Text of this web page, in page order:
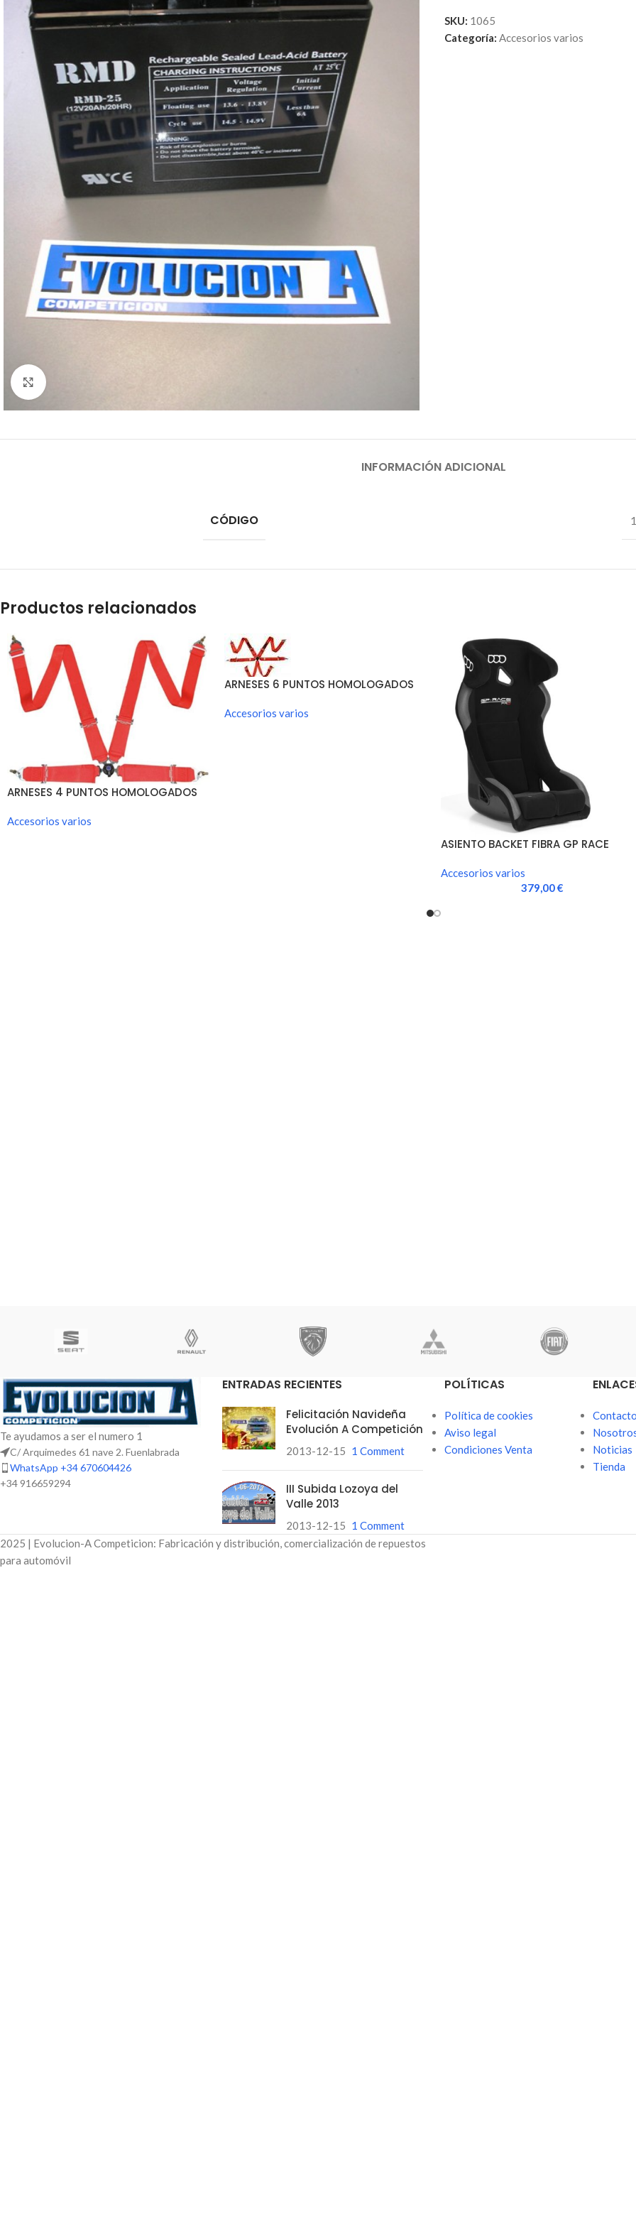
SKU: 1065
Categoría: Accesorios varios
INFORMACIÓN ADICIONAL
CÓDIGO
Productos relacionados
ARNESES 4 PUNTOS HOMOLOGADOS
Accesorios varios
ARNESES 6 PUNTOS HOMOLOGADOS
Accesorios varios
ASIENTO BACKET FIBRA GP RACE
Accesorios varios
379,00€
Te ayudamos a ser el numero 1
C/ Arquimedes 61 nave 2. Fuenlabrada
WhatsApp +34 670604426
+34 916659294
ENTRADAS RECIENTES
Felicitación Navideña
Evolución A Competición
2013-12-15 1 Comment
III Subida Lozoya del
Valle 2013
2013-12-15 1 Comment
POLÍTICAS
Política de cookies
Aviso legal
Condiciones Venta
Noticias
Tienda
2025 | Evolucion-A Competicion: Fabricación y distribución, comercialización de repuestos
para automóvil